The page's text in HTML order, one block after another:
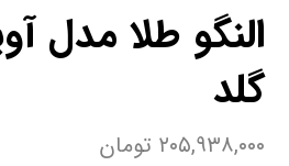
النگو طلا مدل
گلد
۲۰۵,۹۳۸,۰۰۰ تومان